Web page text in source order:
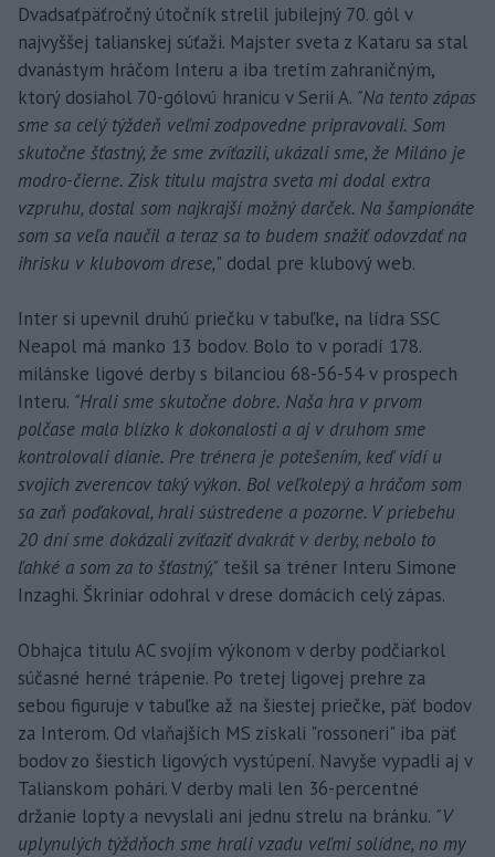
Dvadsaťpäťročný útočník strelil jubilejný 70. gól v
najvyššej talianskej súťaži. Majster sveta z Kataru sa stal
dvanástym hráčom Interu a iba tretím zahraničným,
ktorý dosiahol 70-gólovú hranicu v Serii A. "Na tento zápas
sme sa celý týždeň veľmi zodpovedne pripravovali. Som
skutočne šťastný, že sme zvíťazili, ukázali sme, že Miláno je
modro-čierne. Zisk titulu majstra sveta mi dodal extra
vzpruhu, dostal som najkrajší možný darček. Na šampionáte
som sa veľa naučil a teraz sa to budem snažiť odovzdať na
ihrisku v klubovom drese," dodal pre klubový web.
Inter si upevnil druhú priečku v tabuľke, na lídra SSC
Neapol má manko 13 bodov. Bolo to v poradí 178.
milánske ligové derby s bilanciou 68-56-54 v prospech
Interu. "Hrali sme skutočne dobre. Naša hra v prvom
polčase mala blízko k dokonalosti a aj v druhom sme
kontrolovali dianie. Pre trénera je potešením, keď vidí u
svojich zverencov taký výkon. Bol veľkolepý a hráčom som
sa zaň poďakoval, hrali sústredene a pozorne. V priebehu
20 dní sme dokázali zvíťaziť dvakrát v derby, nebolo to
ľahké a som za to šťastný," tešil sa tréner Interu Simone
Inzaghi. Škriniar odohral v drese domácich celý zápas.
Obhajca titulu AC svojím výkonom v derby podčiarkol
súčasné herné trápenie. Po tretej ligovej prehre za
sebou figuruje v tabuľke až na šiestej priečke, päť bodov
za Interom. Od vlaňajších MS získali "rossoneri" iba päť
bodov zo šiestich ligových vystúpení. Navyše vypadli aj v
Talianskom pohári. V derby mali len 36-percentné
držanie lopty a nevyslali ani jednu strelu na bránku. "V
uplynulých týždňoch sme hrali vzadu veľmi solídne, no my